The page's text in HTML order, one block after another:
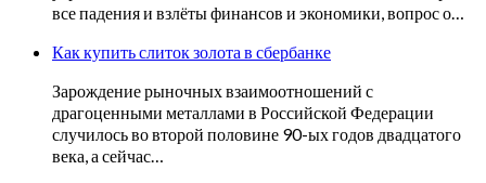
все падения и взлёты финансов и экономики, вопрос о…
Как купить слиток золота в сбербанке
Зарождение рыночных взаимоотношений с
драгоценными металлами в Российской Федерации
случилось во второй половине 90-ых годов двадцатого
века, а сейчас…